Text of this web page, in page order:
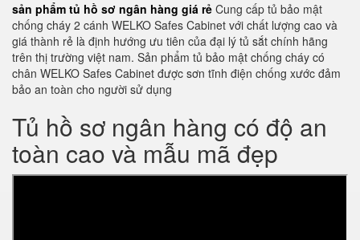
sản phẩm tủ hồ sơ ngân hàng giá rẻ Cung cấp tủ bảo mật
chống cháy 2 cánh WELKO Safes Cabinet với chất lượng cao và
giá thành rẻ là định hướng ưu tiên của đại lý tủ sắt chính hãng
trên thị trường việt nam. Sản phẩm tủ bảo mật chống cháy có
chân WELKO Safes Cabinet được sơn tĩnh điện chống xước đảm
bảo an toàn cho người sử dụng
Tủ hồ sơ ngân hàng có độ an
toàn cao và mẫu mã đẹp